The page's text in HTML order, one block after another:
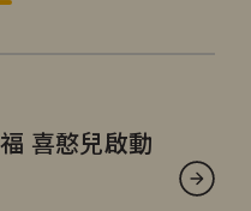
喜憨兒啟動